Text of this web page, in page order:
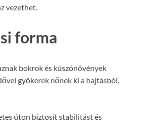
vezethet.
forma
bokrok és kúszónövények
gyökerek nőnek ki a hajtásból,
úton biztosít stabilitást és